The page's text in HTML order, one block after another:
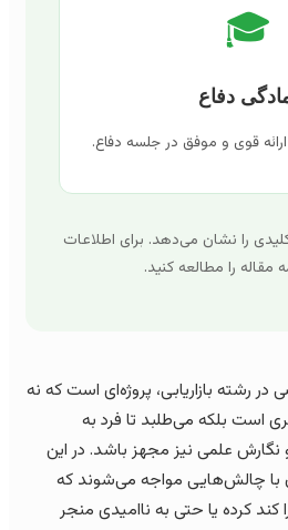
🎓
دفاع
قوی و موفق در جلسه دفاع.
را نشان می‌دهد. برای اطلاعات
را مطالعه کنید.
بازاریابی، پروژه‌ای است که نه
بلکه می‌طلبد تا فرد به
علمی نیز مجهز باشد. در این
مواجه می‌شوند که
یا حتی به ناامیدی منجر